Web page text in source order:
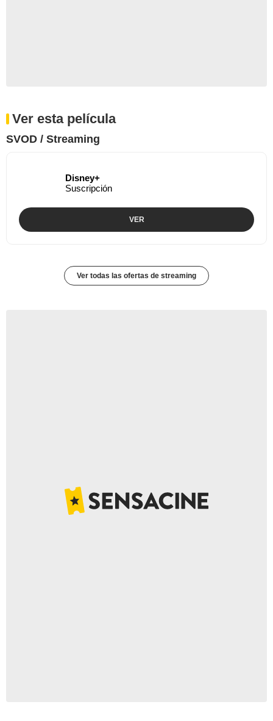
Ver esta película
SVOD / Streaming
Disney+
Suscripción
VER
Ver todas las ofertas de streaming